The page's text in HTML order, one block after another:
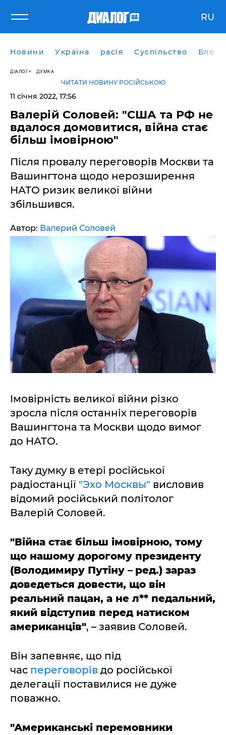
RU
Новини Україна расія Суспільство Блоги
ДІАЛОГ ДУМКА
ЧИТАТИ НОВИНУ РОСІЙСЬКОЮ
11 січня 2022, 17:56
Валерій Соловей: "США та РФ не
вдалося домовитися, війна стає
більш імовірною"
Після провалу переговорів Москви та
Вашингтона щодо нерозширення
НАТО ризик великої війни
збільшився.
Автор: Валерий Соловей
Імовірність великої війни різко
зросла після останніх переговорів
Вашингтона та Москви щодо вимог
до НАТО.
Таку думку в етері російської
радіостанції "Эхо Москвы" висловив
відомий російський політолог
Валерій Соловей.
"Війна стає більш імовірною, тому
що нашому дорогому президенту
(Володимиру Путіну – ред.) зараз
доведеться довести, що він
реальний пацан, а не л** педальний,
який відступив перед натиском
американців", – заявив Соловей.
Він запевняє, що під
час переговорів до російської
делегації поставилися не дуже
поважно.
"Американські перемовники